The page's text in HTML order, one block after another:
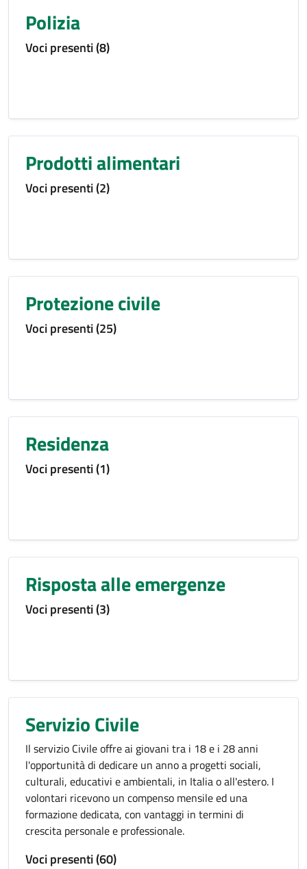
Polizia
Voci presenti (8)
Prodotti alimentari
Voci presenti (2)
Protezione civile
Voci presenti (25)
Residenza
Voci presenti (1)
Risposta alle emergenze
Voci presenti (3)
Servizio Civile
Il servizio Civile offre ai giovani tra i 18 e i 28 anni
l'opportunità di dedicare un anno a progetti sociali,
culturali, educativi e ambientali, in Italia o all'estero. I
volontari ricevono un compenso mensile ed una
formazione dedicata, con vantaggi in termini di
crescita personale e professionale.
Voci presenti (60)